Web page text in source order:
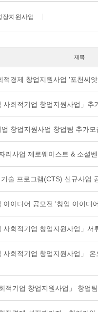
장지원사업
제목
적경제 창업지원사업 '포천씨
사회적기업 창업지원사업」
창업지원사업 창업팀 추가모
리사업 제로웨이스트 & 소셜
술 프로그램(CTS) 신규사업
아이디어 공모전 '창업 아이디
사회적기업 창업지원사업」서
사회적기업 창업지원사업」
적기업 창업지원사업」 창업